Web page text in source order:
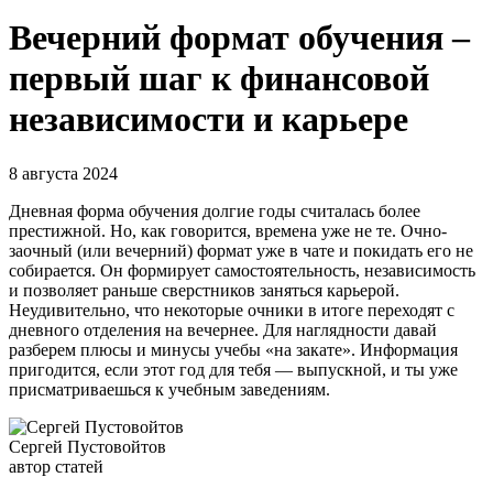
Вечерний формат обучения –
первый шаг к финансовой
независимости и карьере
8 августа 2024
Дневная форма обучения долгие годы считалась более
престижной. Но, как говорится, времена уже не те. Очно-
заочный (или вечерний) формат уже в чате и покидать его не
собирается. Он формирует самостоятельность, независимость
и позволяет раньше сверстников заняться карьерой.
Неудивительно, что некоторые очники в итоге переходят с
дневного отделения на вечернее. Для наглядности давай
разберем плюсы и минусы учебы «на закате». Информация
пригодится, если этот год для тебя — выпускной, и ты уже
присматриваешься к учебным заведениям.
Сергей Пустовойтов
автор статей